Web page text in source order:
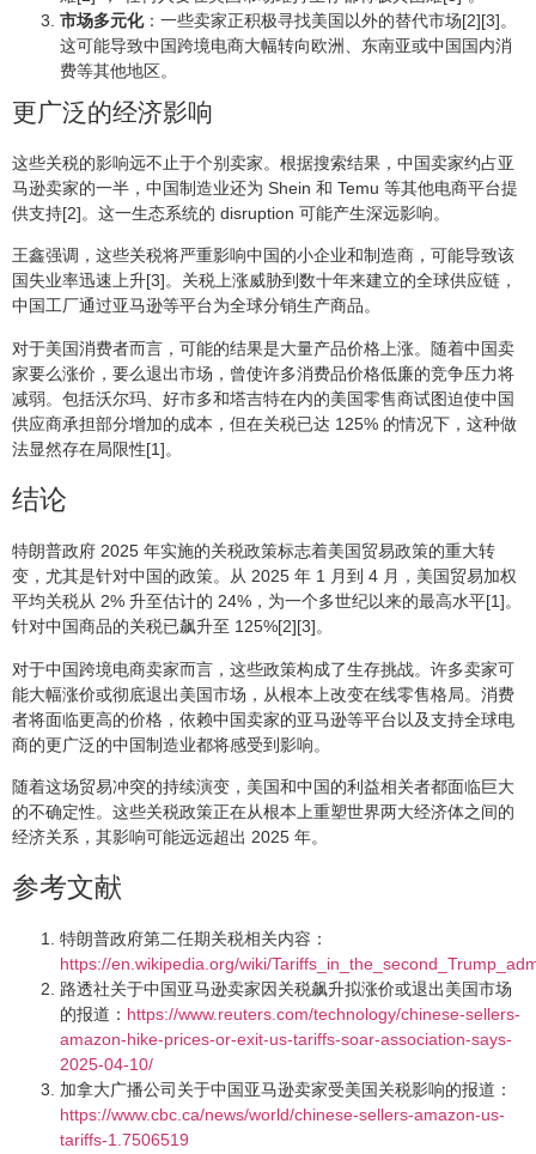
市场多元化：一些卖家正积极寻找美国以外的替代市场[2][3]。
这可能导致中国跨境电商大幅转向欧洲、东南亚或中国国内消
费等其他地区。
更广泛的经济影响
这些关税的影响远不止于个别卖家。根据搜索结果，中国卖家约占亚
马逊卖家的一半，中国制造业还为 Shein 和 Temu 等其他电商平台提
供支持[2]。这一生态系统的 disruption 可能产生深远影响。
王鑫强调，这些关税将严重影响中国的小企业和制造商，可能导致该
国失业率迅速上升[3]。关税上涨威胁到数十年来建立的全球供应链，
中国工厂通过亚马逊等平台为全球分销生产商品。
对于美国消费者而言，可能的结果是大量产品价格上涨。随着中国卖
家要么涨价，要么退出市场，曾使许多消费品价格低廉的竞争压力将
减弱。包括沃尔玛、好市多和塔吉特在内的美国零售商试图迫使中国
供应商承担部分增加的成本，但在关税已达 125% 的情况下，这种做
法显然存在局限性[1]。
结论
特朗普政府 2025 年实施的关税政策标志着美国贸易政策的重大转
变，尤其是针对中国的政策。从 2025 年 1 月到 4 月，美国贸易加权
平均关税从 2% 升至估计的 24%，为一个多世纪以来的最高水平[1]。
针对中国商品的关税已飙升至 125%[2][3]。
对于中国跨境电商卖家而言，这些政策构成了生存挑战。许多卖家可
能大幅涨价或彻底退出美国市场，从根本上改变在线零售格局。消费
者将面临更高的价格，依赖中国卖家的亚马逊等平台以及支持全球电
商的更广泛的中国制造业都将感受到影响。
随着这场贸易冲突的持续演变，美国和中国的利益相关者都面临巨大
的不确定性。这些关税政策正在从根本上重塑世界两大经济体之间的
经济关系，其影响可能远远超出 2025 年。
参考文献
特朗普政府第二任期关税相关内容：
https://en.wikipedia.org/wiki/
路透社关于中国亚马逊卖家因关税飙升拟涨价或退出美国市场
的报道： https://www.reuters.com/technology/chinese-sellers-
amazon-hike-prices-or-exit-us-tariffs-soar-association-says-
2025-04-10/
加拿大广播公司关于中国亚马逊卖家受美国关税影响的报道：
https://www.cbc.ca/news/world/chinese-sellers-amazon-us-
tariffs-1.7506519